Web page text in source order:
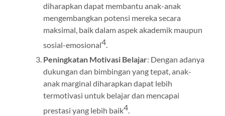
diharapkan dapat membantu anak-anak
mengembangkan potensi mereka secara
maksimal, baik dalam aspek akademik maupun
sosial-emosional4.
Peningkatan Motivasi Belajar: Dengan adanya
dukungan dan bimbingan yang tepat, anak-
anak marginal diharapkan dapat lebih
termotivasi untuk belajar dan mencapai
prestasi yang lebih baik4.